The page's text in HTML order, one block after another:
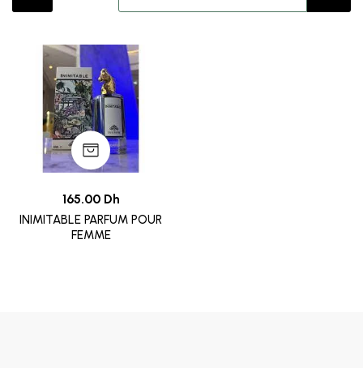
165.00 Dh
INIMITABLE PARFUM POUR
FEMME